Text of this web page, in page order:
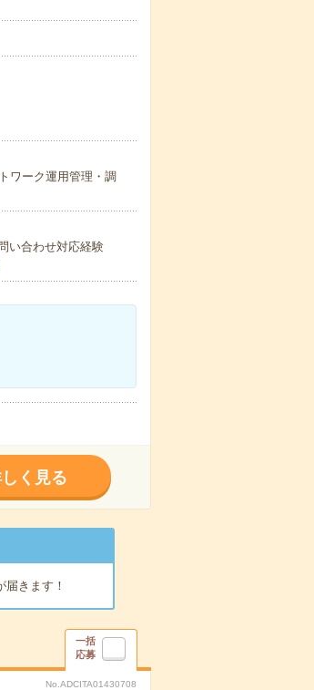
ワーク運用管理・調
い合わせ対応経験
く見る
届きます！
一括
応募
No.ADCITA01430708